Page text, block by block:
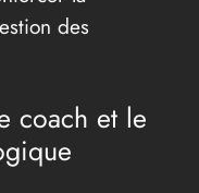
des
coach et le